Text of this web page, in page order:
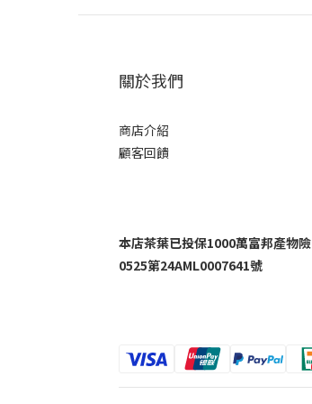
關於我們
商店介紹
顧客回饋
本店茶葉已投保1000萬富邦產物險
0525第24AML0007641號